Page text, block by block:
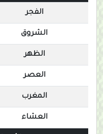
الفجر
الشروق
الظهر
العصر
المغرب
العشاء